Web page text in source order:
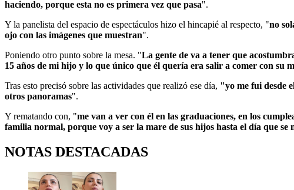
haciendo, porque esta no es primera vez que pasa".
Y la panelista del espacio de espectáculos hizo el hincapié al respecto, "no
ojo con las imágenes que muestran".
Poniendo otro punto sobre la mesa. "La gente de va a tener que
15 años de mi hijo y lo que único que él quería era salir a comer con su
Tras esto precisó sobre las actividades que realizó ese día, "yo me fui desde
otros panoramas".
Y rematando con, "me van a ver con él en las graduaciones, en los
familia normal, porque voy a ser la mare de sus hijos hasta el día que se
NOTAS DESTACADAS